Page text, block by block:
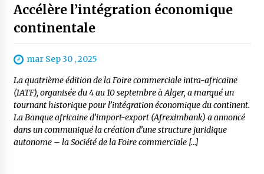
Accélère l’intégration économique
continentale
mar Sep 30 , 2025
La quatrième édition de la Foire commerciale intra-africaine
(IATF), organisée du 4 au 10 septembre à Alger, a marqué un
tournant historique pour l’intégration économique du continent.
La Banque africaine d’import-export (Afreximbank) a annoncé
dans un communiqué la création d’une structure juridique
autonome – la Société de la Foire commerciale […]